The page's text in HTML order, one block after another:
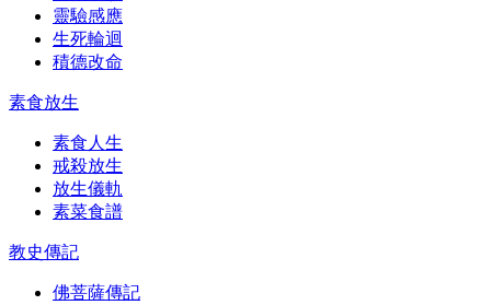
靈驗感應
生死輪迴
積德改命
素食放生
素食人生
戒殺放生
放生儀軌
素菜食譜
教史傳記
佛菩薩傳記